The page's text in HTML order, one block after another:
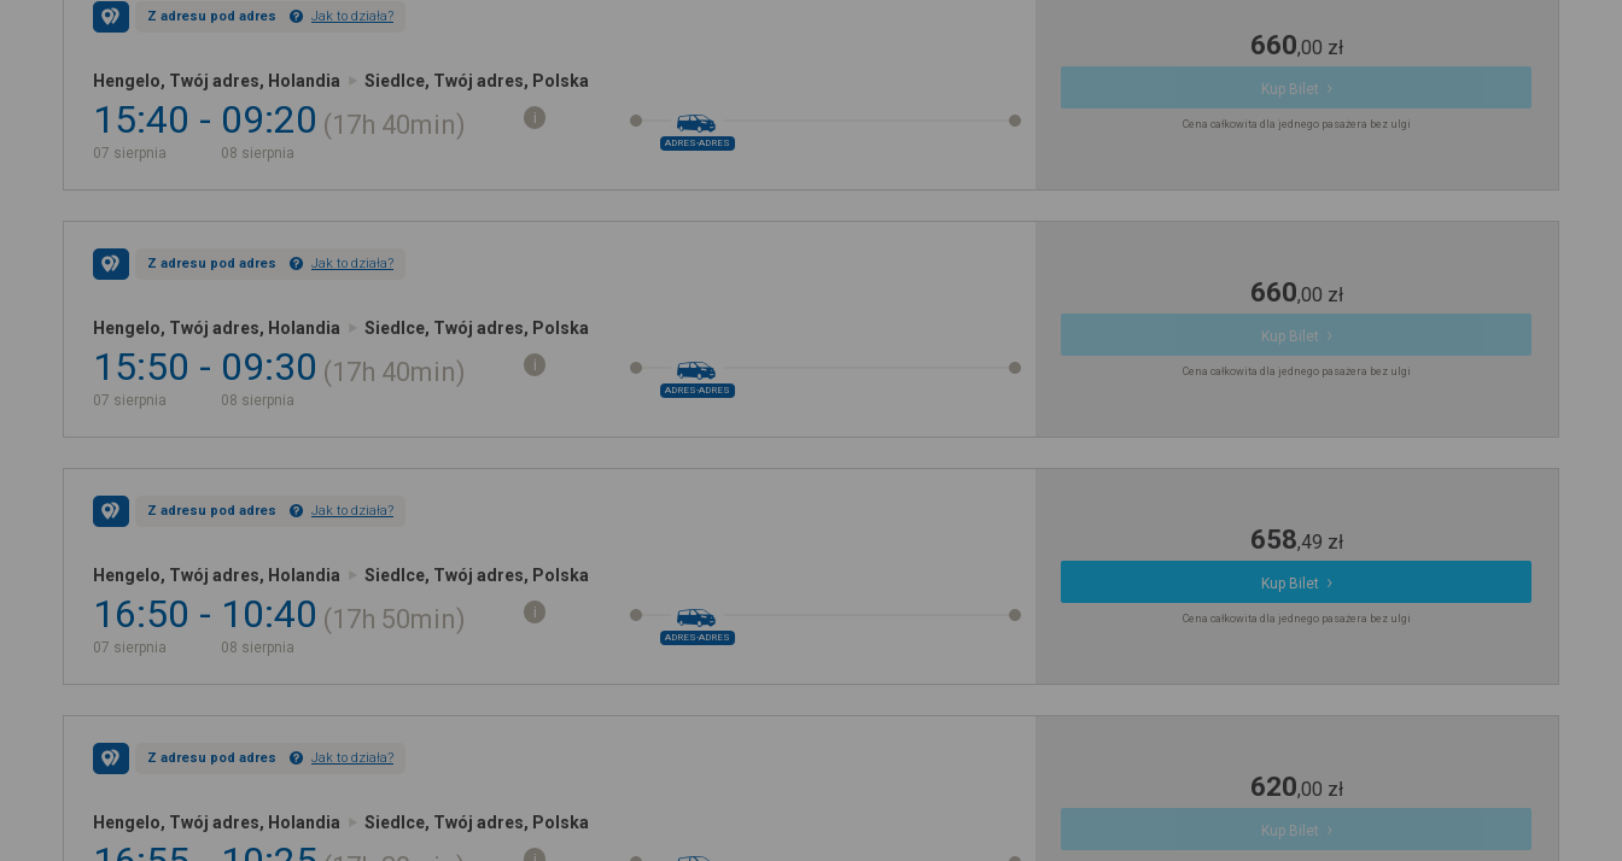
Z adresu pod adres Jak to działa?
Hengelo, Twój adres, Holandia Siedlce, Twój adres, Polska
15:40
07 sierpnia
09:20
08 sierpnia
17h 40min
ADRES-ADRES
660,00 zł
Kup Bilet
Cena całkowita dla jednego pasażera bez ulgi
Z adresu pod adres Jak to działa?
Hengelo, Twój adres, Holandia Siedlce, Twój adres, Polska
15:50
07 sierpnia
09:30
08 sierpnia
17h 40min
ADRES-ADRES
660,00 zł
Kup Bilet
Cena całkowita dla jednego pasażera bez ulgi
Z adresu pod adres Jak to działa?
Hengelo, Twój adres, Holandia Siedlce, Twój adres, Polska
16:50
07 sierpnia
10:40
08 sierpnia
17h 50min
ADRES-ADRES
658,49 zł
Kup Bilet
Cena całkowita dla jednego pasażera bez ulgi
Z adresu pod adres Jak to działa?
Hengelo, Twój adres, Holandia Siedlce, Twój adres, Polska
620,00 zł
Kup Bilet